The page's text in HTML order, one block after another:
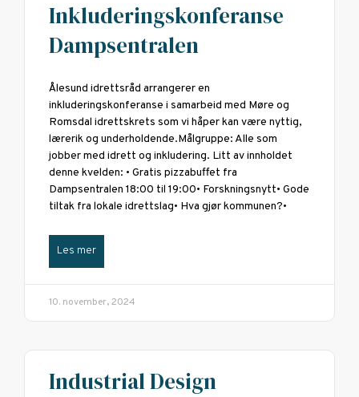
Inkluderingskonferanse
Dampsentralen
Ålesund idrettsråd arrangerer en
inkluderingskonferanse i samarbeid med Møre og
Romsdal idrettskrets som vi håper kan være nyttig,
lærerik og underholdende.Målgruppe: Alle som
jobber med idrett og inkludering. Litt av innholdet
denne kvelden: • Gratis pizzabuffet fra
Dampsentralen 18:00 til 19:00• Forskningsnytt• Gode
tiltak fra lokale idrettslag• Hva gjør kommunen?•
Les mer
10. november, 2024
Industrial Design